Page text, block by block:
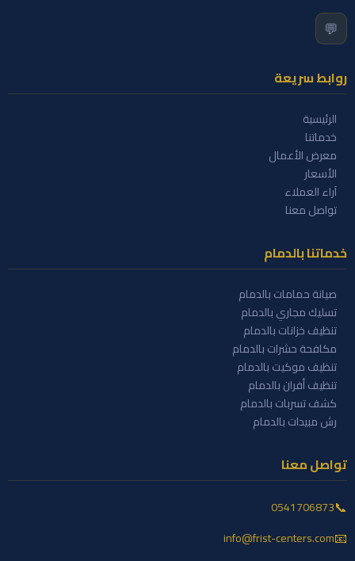
💬
روابط سريعة
الرئيسية
خدماتنا
معرض الأعمال
الأسعار
آراء العملاء
تواصل معنا
خدماتنا بالدمام
صيانة حمامات بالدمام
تسليك مجاري بالدمام
تنظيف خزانات بالدمام
مكافحة حشرات بالدمام
تنظيف موكيت بالدمام
تنظيف أفران بالدمام
كشف تسربات بالدمام
رش مبيدات بالدمام
تواصل معنا
📞
0541706873
📧
info@frist-centers.com